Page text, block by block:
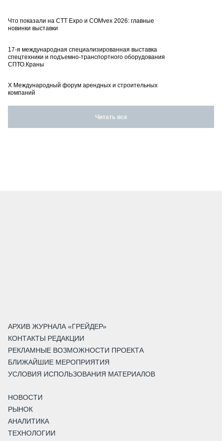
Что показали на CTT Expo и COMvex 2026: главные
новинки выставки
17-я международная специализированная выставка
спецтехники и подъемно-транспортного оборудования
СПТО.Краны
X Международный форум арендных и строительных
компаний
Читать все
АРХИВ ЖУРНАЛА «ГРЕЙДЕР»
КОНТАКТЫ РЕДАКЦИИ
РЕКЛАМНЫЕ ВОЗМОЖНОСТИ ПРОЕКТА
БЛИЖАЙШИЕ МЕРОПРИЯТИЯ
УСЛОВИЯ ИСПОЛЬЗОВАНИЯ МАТЕРИАЛОВ
НОВОСТИ
РЫНОК
АНАЛИТИКА
ТЕХНОЛОГИИ